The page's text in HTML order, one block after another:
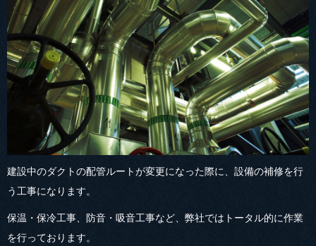
建設中のダクトの配管ルートが変更になった際に、設備の補修を行
う工事になります。
保温・保冷工事、防音・吸音工事など、弊社ではトータル的に作業
を行っております。